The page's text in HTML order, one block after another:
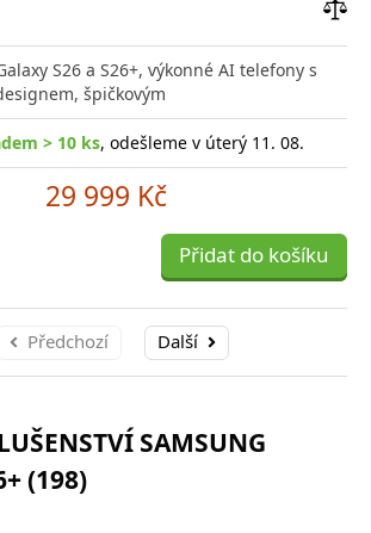
S26 a S26+, výkonné AI telefony s
špičkovým
> 10 ks, odešleme v úterý 11. 08.
29 999 Kč
Přidat do košíku
Předchozí Další
SAMSUNG
(198)